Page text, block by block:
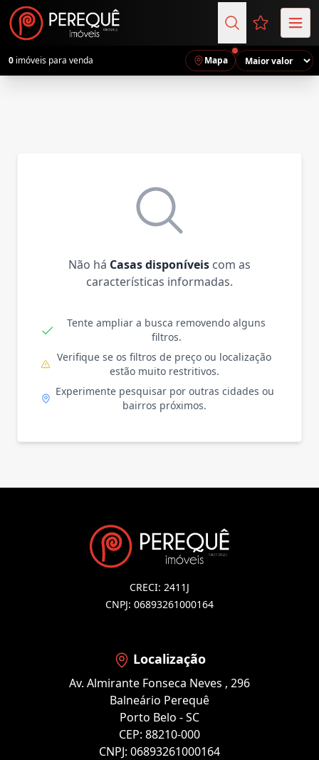
Favoritos
0 imóveis para venda Mapa
Não há Casas disponíveis com as
características informadas.
Tente ampliar a busca removendo alguns
filtros.
Verifique se os filtros de preço ou localização
estão muito restritivos.
Experimente pesquisar por outras cidades ou
bairros próximos.
CRECI: 2411J
CNPJ: 06893261000164
Localização
Av. Almirante Fonseca Neves , 296
Balneário Perequê
Porto Belo - SC
CEP: 88210-000
CNPJ: 06893261000164